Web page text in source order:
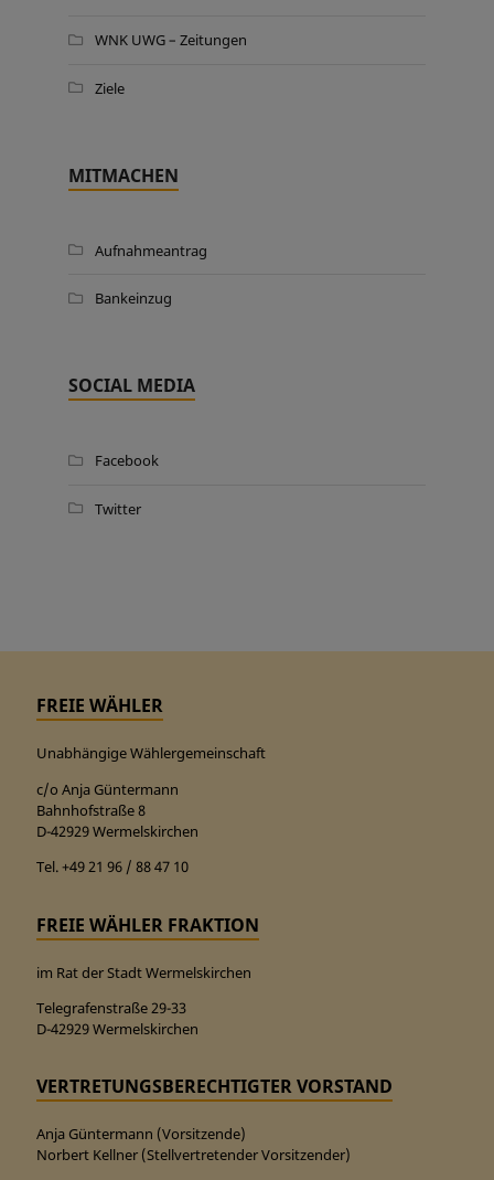
WNK UWG – Zeitungen
Ziele
MITMACHEN
Aufnahmeantrag
Bankeinzug
SOCIAL MEDIA
Facebook
Twitter
FREIE WÄHLER
Unabhängige Wählergemeinschaft
c/o Anja Güntermann
Bahnhofstraße 8
D-42929 Wermelskirchen
Tel. +49 21 96 / 88 47 10
FREIE WÄHLER FRAKTION
im Rat der Stadt Wermelskirchen
Telegrafenstraße 29-33
D-42929 Wermelskirchen
VERTRETUNGSBERECHTIGTER VORSTAND
Anja Güntermann (Vorsitzende)
Norbert Kellner (Stellvertretender Vorsitzender)